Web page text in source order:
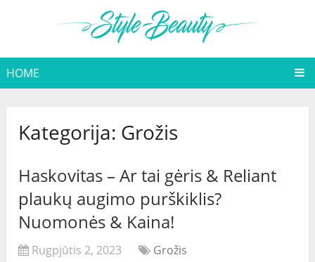
HOME
Kategorija: Grožis
Haskovitas – Ar tai gėris & Reliant
plaukų augimo purškiklis?
Nuomonės & Kaina!
Rugpjūtis 2, 2023 Grožis